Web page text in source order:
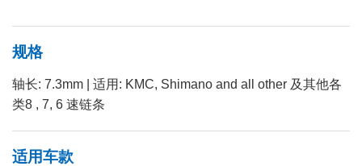
规格
轴长: 7.3mm | 适用: KMC, Shimano and all other 及其他各
类8 , 7, 6 速链条
适用车款